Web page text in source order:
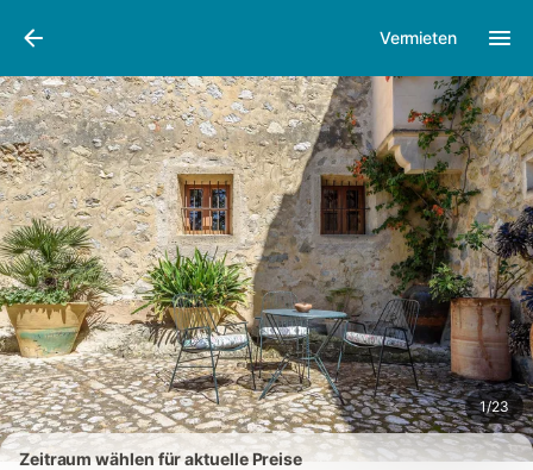
Vermieten
1/23
Bilder
Zeitraum wählen für aktuelle Preise